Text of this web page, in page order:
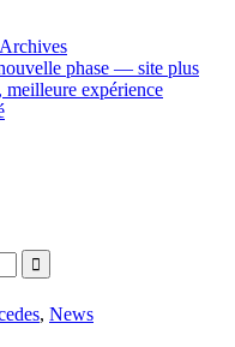
phase — site plus
expérience
, News